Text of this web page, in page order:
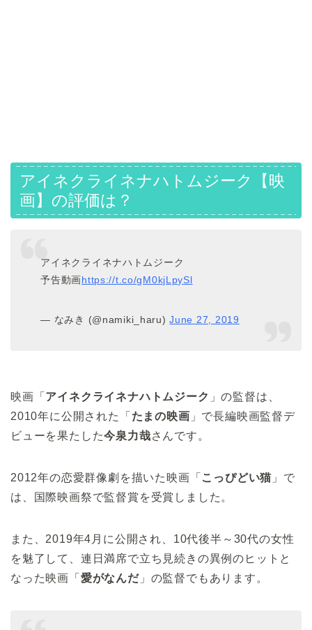
アイネクライネナハトムジーク
【映
画】 の評価は？
アイネクライネナハトムジーク
予告動画https://t.co/gM0kjLpySl
— なみき (@namiki_haru)June 27, 2019
映画「 アイネクライネナハトムジーク 」の監督は、
2010年に公開された「 たまの映画 」で長編映画監督デ
ビューを果たした今泉力哉さんです。
2012年の恋愛群像劇を描いた映画「 こっぴどい猫 」で
は、国際映画祭で監督賞を受賞しました。
また、2019年4月に公開され、10代後半～30代の女性
を魅了して、連日満席で立ち見続きの異例のヒットと
なった映画「 愛がなんだ」の監督でもあります。